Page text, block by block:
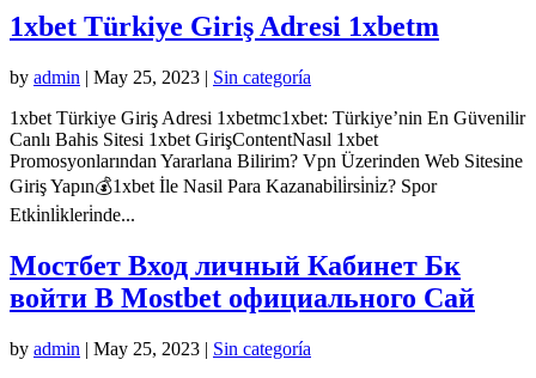
1xbet Türkiye Giriş Adresi 1xbetm
by admin | May 25, 2023 | Sin categoría
1xbet Türkiye Giriş Adresi 1xbetmc1xbet: Türkiye’nin En Güvenilir
Canlı Bahis Sitesi 1xbet GirişContentNasıl 1xbet
Promosyonlarından Yararlana Bilirim? Vpn Üzerinden Web Sitesine
Giriş Yapın💰1xbet İle Nasil Para Kazanabi̇li̇rsi̇ni̇z? Spor
Etki̇nli̇kleri̇nde...
Мостбет Вход личный Кабинет Бк
войти В Mostbet официального Сай
by admin | May 25, 2023 | Sin categoría